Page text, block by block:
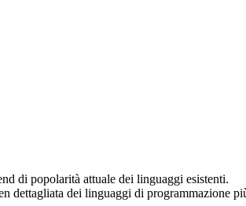
di popolarità attuale dei linguaggi esistenti.
dettagliata dei linguaggi di programmazione